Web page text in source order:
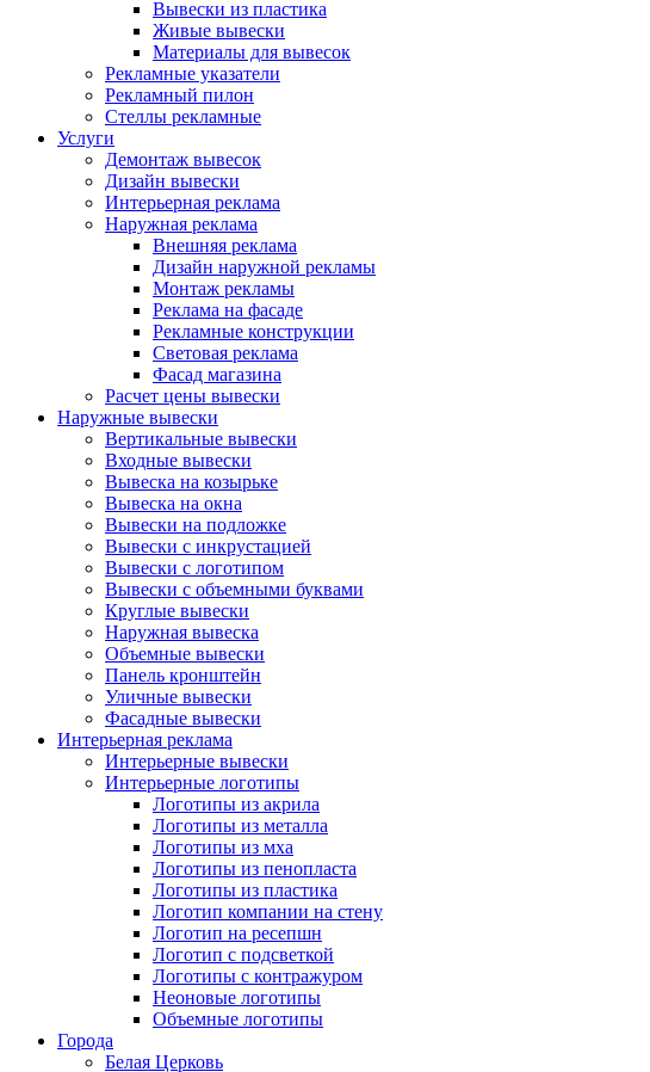
Вывески из пластика
Живые вывески
Материалы для вывесок
Рекламные указатели
Рекламный пилон
Стеллы рекламные
Услуги
Демонтаж вывесок
Дизайн вывески
Интерьерная реклама
Наружная реклама
Внешняя реклама
Дизайн наружной рекламы
Монтаж рекламы
Реклама на фасаде
Рекламные конструкции
Световая реклама
Фасад магазина
Расчет цены вывески
Наружные вывески
Вертикальные вывески
Входные вывески
Вывеска на козырьке
Вывеска на окна
Вывески на подложке
Вывески с инкрустацией
Вывески с логотипом
Вывески с объемными буквами
Круглые вывески
Наружная вывеска
Объемные вывески
Панель кронштейн
Уличные вывески
Фасадные вывески
Интерьерная реклама
Интерьерные вывески
Интерьерные логотипы
Логотипы из акрила
Логотипы из металла
Логотипы из мха
Логотипы из пенопласта
Логотипы из пластика
Логотип компании на стену
Логотип на ресепшн
Логотип с подсветкой
Логотипы с контражуром
Неоновые логотипы
Объемные логотипы
Города
Белая Церковь